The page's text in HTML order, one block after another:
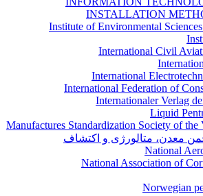
INSTALLATION
Institute of Environmental
International Civil
International
International Federation of
Internationaler Verlag
Liquid
Manufactures Standardization Society of the
National
National Association of
Norwegian